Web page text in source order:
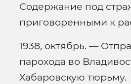
Содержание под
приговоренными к
1938, октябрь. —
парохода во
Хабаровскую тюрьму.